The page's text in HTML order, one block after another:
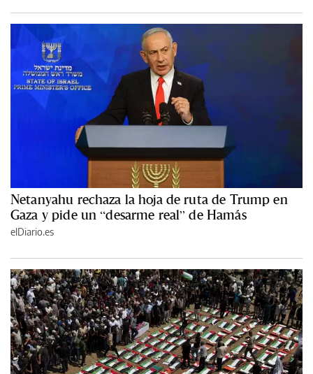
Netanyahu rechaza la hoja de ruta de Trump en
Gaza y pide un “desarme real” de Hamás
elDiario.es